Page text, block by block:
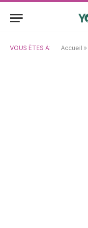
VOUS ÊTES À: Accueil »